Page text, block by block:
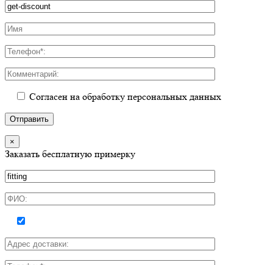
Согласен на обработку персональных данных
×
Заказать бесплатную примерку